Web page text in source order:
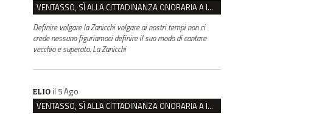
VENTASSO, SÌ ALLA CITTADINANZA ONORARIA A IVA ZANICCHI. MA BARGIACCHI: “È DI PESSIMO GUSTO”
Definire volgare la Zanicchi volgare ai nostri tempi non ci
crede nessuno figuriamoci definire il suo modo di cantare
vecchio e superato. La Zanicchi
ELIO il 5 Ago
VENTASSO, SÌ ALLA CITTADINANZA ONORARIA A IVA ZANICCHI. MA BARGIACCHI: “È DI PESSIMO GUSTO”